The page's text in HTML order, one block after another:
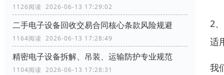
1126阅读 2026-06-13 17:29:02
二手电子设备回收交易合同核心条款风险规避
1164阅读 2026-06-13 17:28:49
精密电子设备拆解、吊装、运输防护专业规范
1104阅读 2026-06-13 17:28:31
2
适
我